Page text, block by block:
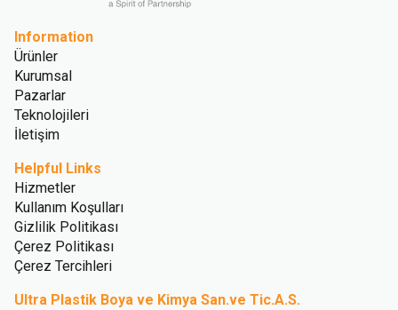
Information
Ürünler
Kurumsal
Pazarlar
Teknolojileri
İletişim
Helpful Links
Hizmetler
Kullanım Koşulları
Gizlilik Politikası
Çerez Politikası
Çerez Tercihleri
Ultra Plastik Boya ve Kimya San.ve Tic.A.S.